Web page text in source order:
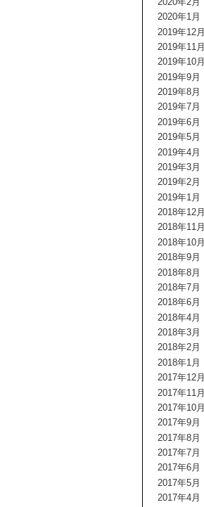
2020年1月
2019年12月
2019年11月
2019年10月
2019年9月
2019年8月
2019年7月
2019年6月
2019年5月
2019年4月
2019年3月
2019年2月
2019年1月
2018年12月
2018年11月
2018年10月
2018年9月
2018年8月
2018年7月
2018年6月
2018年4月
2018年3月
2018年2月
2018年1月
2017年12月
2017年11月
2017年10月
2017年9月
2017年8月
2017年7月
2017年6月
2017年5月
2017年4月